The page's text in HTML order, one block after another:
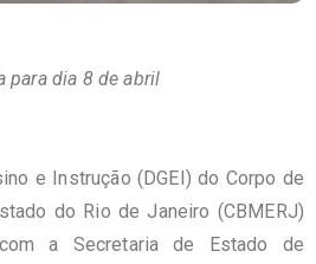
para dia 8 de abril
e Instrução (DGEI) do Corpo de
do Rio de Janeiro (CBMERJ)
a Secretaria de Estado de